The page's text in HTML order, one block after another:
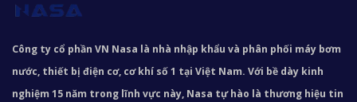
Công ty cổ phần VN Nasa là nhà nhập khẩu và phân phối máy bơm
nước, thiết bị điện cơ, cơ khí số 1 tại Việt Nam. Với bề dày kinh
nghiệm 15 năm trong lĩnh vực này, Nasa tự hào là thương hiệu tin